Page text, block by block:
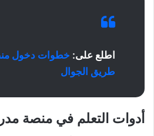
اطلع على: خطوات دخول
طريق الجوال
أدوات التعلم في منصة